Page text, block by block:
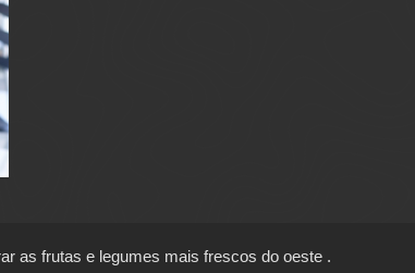
as frutas e legumes mais frescos do oeste .